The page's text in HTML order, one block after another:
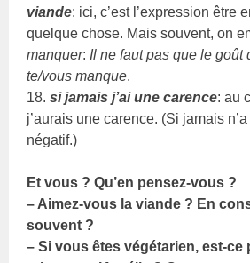
viande: ici, c’est l’expression être
quelque chose. Mais souvent, on
manquer: Il ne faut pas que le goût
te/vous manque.
18.si jamais j’ai une carence: au
j’aurais une carence. (Si jamais
négatif.)
Et vous ? Qu’en pensez-vous ?
– Aimez-vous la viande ? En
souvent ?
– Si vous êtes végétarien, est-ce